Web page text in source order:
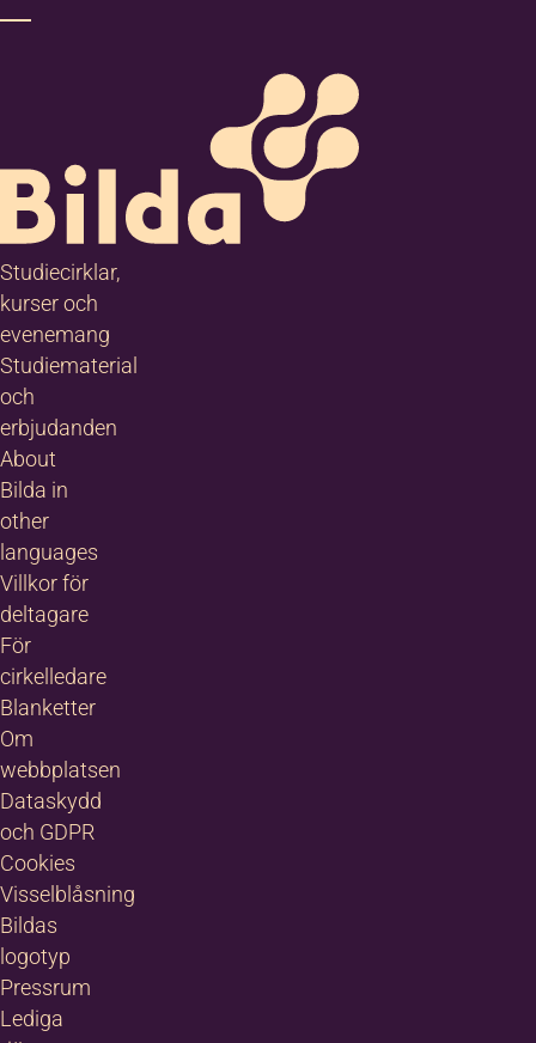
Studiecirklar,
kurser och
evenemang
Studiematerial
och
erbjudanden
About
Bilda in
other
languages
Villkor för
deltagare
För
cirkelledare
Blanketter
Om
webbplatsen
Dataskydd
och GDPR
Cookies
Visselblåsning
Bildas
logotyp
Pressrum
Lediga